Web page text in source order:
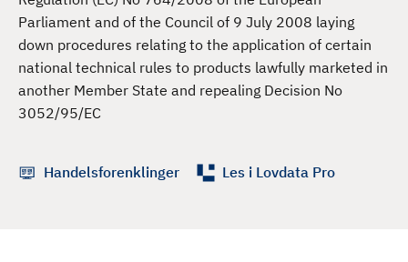
Parliament and of the Council of 9 July 2008 laying
down procedures relating to the application of certain
national technical rules to products lawfully marketed in
another Member State and repealing Decision No
3052/95/EC
Handelsforenklinger Les i Lovdata Pro